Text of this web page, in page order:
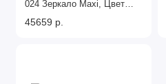
024 Зеркало Maxi, Цвет
"Манхэттен"
45659 р.